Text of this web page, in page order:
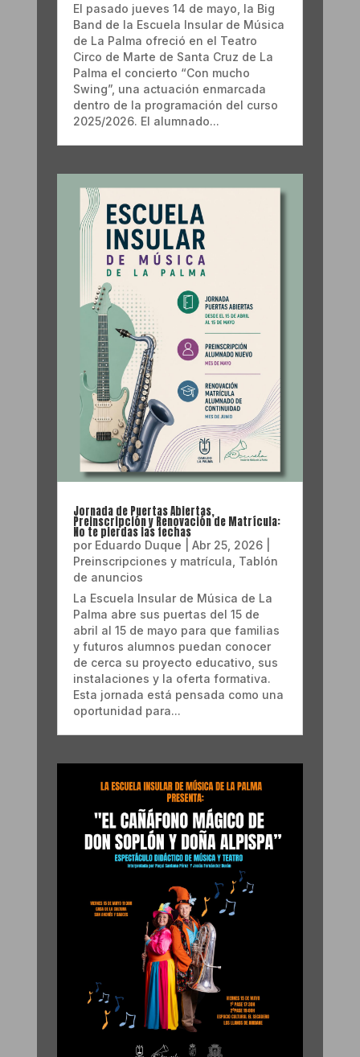
El pasado jueves 14 de mayo, la Big
Band de la Escuela Insular de Música
de La Palma ofreció en el Teatro
Circo de Marte de Santa Cruz de La
Palma el concierto “Con mucho
Swing”, una actuación enmarcada
dentro de la programación del curso
2025/2026. El alumnado...
Jornada de Puertas Abiertas,
Preinscripción y Renovación de Matrícula:
No te pierdas las fechas
por Eduardo Duque Abr 25, 2026|
Preinscripciones y matrícula Tablón
de anuncios
La Escuela Insular de Música de La
Palma abre sus puertas del 15 de
abril al 15 de mayo para que familias
y futuros alumnos puedan conocer
de cerca su proyecto educativo, sus
instalaciones y la oferta formativa.
Esta jornada está pensada como una
oportunidad para...